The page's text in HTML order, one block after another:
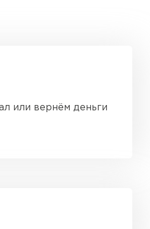
или вернём деньги